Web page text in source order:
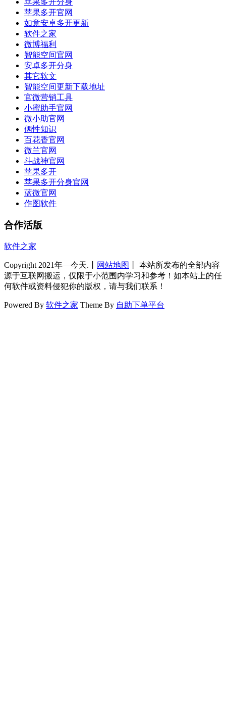
苹果多开分身
苹果多开官网
如意安卓多开更新
软件之家
微博福利
智能空间官网
安卓多开分身
其它软文
智能空间更新下载地址
官微营销工具
小蜜助手官网
微小助官网
俩性知识
百花香官网
微兰官网
斗战神官网
苹果多开
苹果多开分身官网
蓝微官网
作图软件
合作活版
软件之家
Copyright 2021年—今天.丨 网站地图
丨 本站所发布的全部内容
源于互联网搬运，仅限于小范围内学习和参考！如本站上的任
何软件或资料侵犯你的版权，请与我们联系！
Powered By 软件之家 Theme By 自助下单平台